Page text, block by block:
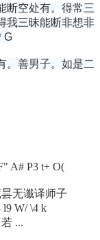
断空处有。得常三
我三昧能断非想非
G
。善男子。如是二
A# P3 t+ O(
无谶译师子
W/ \4 k
...